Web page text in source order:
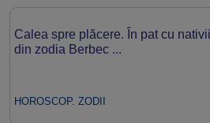
Calea spre plăcere. În pat cu nativii
din zodia Berbec ...
HOROSCOP. ZODII